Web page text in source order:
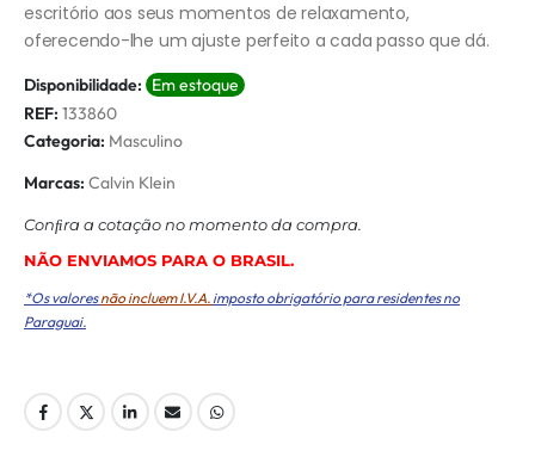
escritório aos seus momentos de relaxamento,
oferecendo-lhe um ajuste perfeito a cada passo que dá.
Disponibilidade: Em estoque
REF: 133860
Categoria: Masculino
Marcas: Calvin Klein
Conﬁra a cotação no momento da compra.
NÃO ENVIAMOS PARA O BRASIL.
*Os valoresnão incluem I.V.A. imposto obrigatório para residentes no
Paraguai.